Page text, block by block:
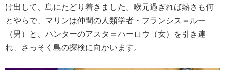
け出して、島にたどり着きました。喉元過ぎれば熱さも何
とやらで、マリンは仲間の人類学者・フランシス＝ルー
（男）と、ハンターのアスタ＝ハーロウ（女）を引き連
れ、さっそく島の探検に向かいます。